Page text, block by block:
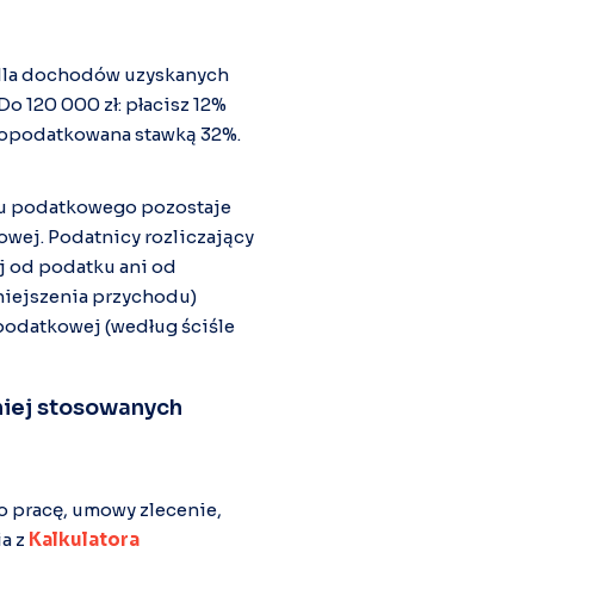
dochodów uzyskanych
120 000 zł: płacisz 12%
stawką 32%.
podatkowego pozostaje
Podatnicy rozliczający
od podatku ani od
przychodu)
(według ściśle
stosowanych
pracę, umowy zlecenie,
z Kalkulatora